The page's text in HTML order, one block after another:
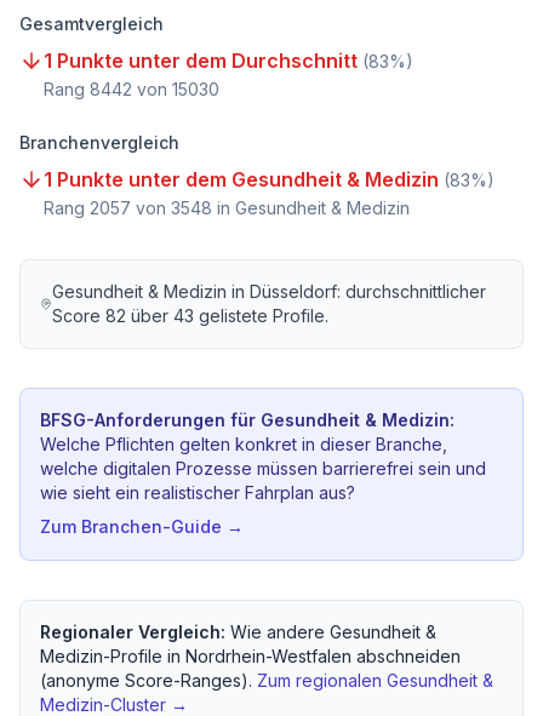
Gesamtvergleich
1 Punkte unter dem Durchschnitt (83%)
Rang 8442 von 15030
Branchenvergleich
1 Punkte unter dem Gesundheit & Medizin (83%)
Rang 2057 von 3548 in Gesundheit & Medizin
Gesundheit & Medizin inDüsseldorf: durchschnittlicher
Score82 über43 gelistete Profile.
BFSG-Anforderungen für Gesundheit & Medizin:
Welche Pflichten gelten konkret in dieser Branche,
welche digitalen Prozesse müssen barrierefrei sein und
wie sieht ein realistischer Fahrplan aus?
Zum Branchen-Guide →
Regionaler Vergleich: Wie andere Gesundheit &
Medizin-Profile in Nordrhein-Westfalen abschneiden
(anonyme Score-Ranges). Zum regionalen Gesundheit &
Medizin-Cluster →